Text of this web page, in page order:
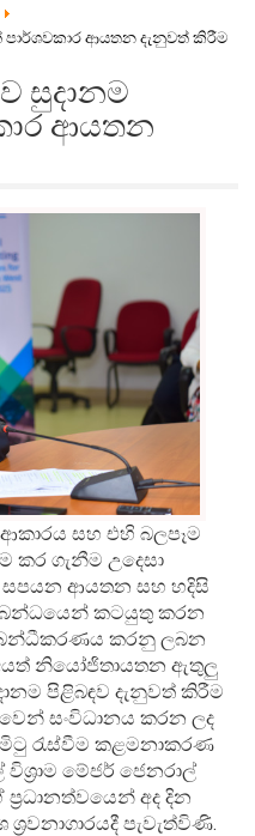
ආයතන දැනුවත් කිරීම
සුදානම
ආයතන
සහ එහි බලපෑම
කර ගැනීම උදෙසා
ආයතන සහ හදිසි
කටයුතු කරන
කරනු ලබන
නියෝජිතායතන ඇතුලු
පිළිබඳව දැනුවත් කිරීම
සංවිධානය කරන ලද
රැස්වීම කළමනාකරණ
මේජර් ජෙනරාල්
අද දින
පැවැත්විණි.